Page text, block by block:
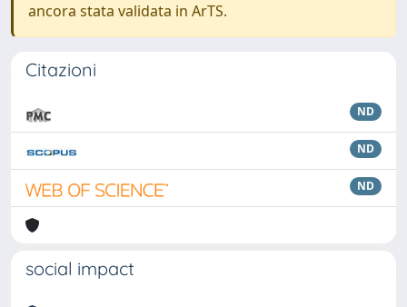
ancora stata validata in ArTS.
Citazioni
ND
ND
ND
social impact